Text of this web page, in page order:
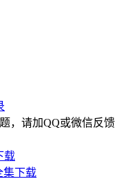
，请加QQ或微信反馈
载
集下载